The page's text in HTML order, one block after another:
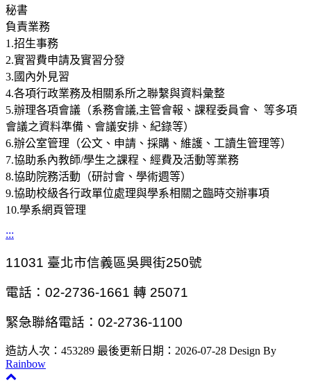
秘書
負責業務
1.招生事務
2.實習費申請及實習分發
3.國內外見習
4.各項行政業務及相關系所之聯繫與資料彙整
5.辦理各項會議（系務會議,主管會報、課程委員會、 等多項
會議之資料準備、會議安排、紀錄等）
6.辦公室管理（公文、申請、採購、維護、工讀生管理等）
7.協助系內教師/學生之課程、經費及活動等業務
8.協助院務活動（研討會、學術週等）
9.協助校級各行政單位處理與學系相關之臨時交辦事項
10.學系網頁管理
:::
11031 臺北市信義區吳興街250號
電話：02-2736-1661 轉 25071
緊急聯絡電話：02-2736-1100
造訪人次：453289 最後更新日期：2026-07-28 Design By
Rainbow